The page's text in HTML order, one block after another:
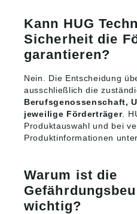
Kann HUG
Sicherheit die
garantieren?
Nein. Die Entscheidung
ausschließlich die
Berufsgenossenschaft,
jeweilige Förderträger.
Produktauswahl und bei
Produktinformationen
Warum ist die
wichtig?